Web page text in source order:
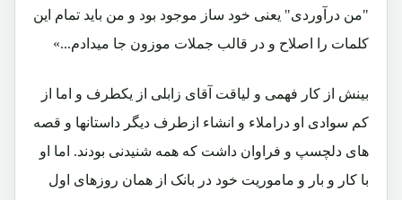
"من درآوردی" یعنی خود ساز موجود بود و من باید تمام این
کلمات را اصلاح و در قالب جملات موزون جا میدادم...»
بینش از کار فهمی و لیاقت آقای زابلی از یکطرف و اما از
کم سوادی او دراملاء و انشاء ازطرف دیگر داستانها و قصه
های دلچسپ و فراوان داشت که همه شنیدنی بودند. اما او
با کار و بار و ماموریت خود در بانک از همان روزهای اول